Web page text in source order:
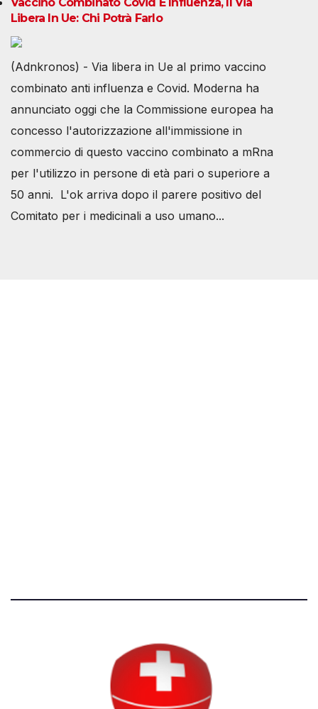
Vaccino Combinato Covid E Influenza, Il Via
Libera In Ue: Chi Potrà Farlo
(Adnkronos) - Via libera in Ue al primo vaccino
combinato anti influenza e Covid. Moderna ha
annunciato oggi che la Commissione europea ha
concesso l'autorizzazione all'immissione in
commercio di questo vaccino combinato a mRna
per l'utilizzo in persone di età pari o superiore a
50 anni. L'ok arriva dopo il parere positivo del
Comitato per i medicinali a uso umano...